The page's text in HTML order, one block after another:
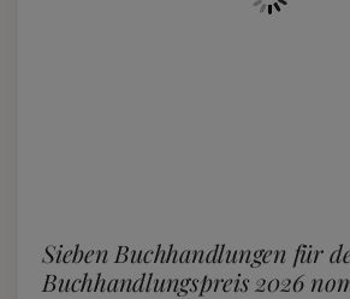
Sieben Buchhandlungen für
Buchhandlungspreis 2026